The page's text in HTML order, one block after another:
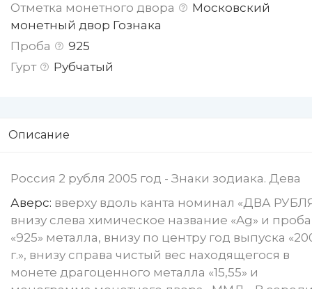
Отметка монетного двора
Московский
монетный двор Гознака
Проба
925
Гурт
Рубчатый
Описание
Россия 2 рубля 2005 год - Знаки зодиака. Дева
Аверс: вверху вдоль канта номинал «ДВА
внизу слева химическое название «Ag» и проба
«925» металла, внизу по центру год выпуска
г.», внизу справа чистый вес находящегося в
монете драгоценного металла «15,55» и